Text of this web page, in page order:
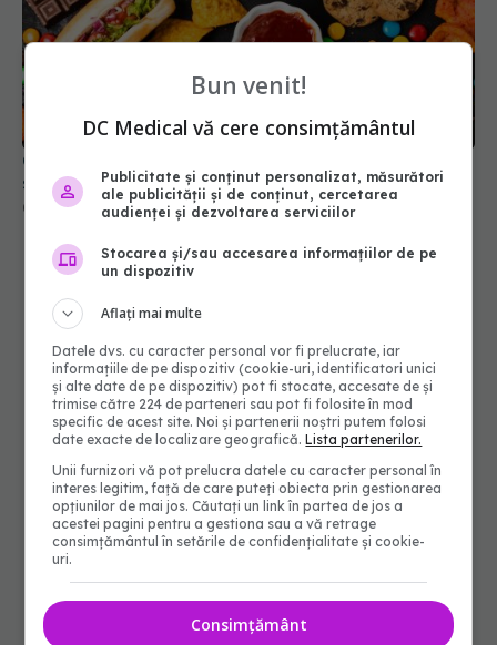
Ce alimente ultraprocesate pot fi bune pentru
sănătate
09 sep 2025, 19:45
Bun venit!
DC Medical vă cere consimțământul
Publicitate și conținut personalizat, măsurători
ale publicității și de conținut, cercetarea
audienței și dezvoltarea serviciilor
Stocarea și/sau accesarea informațiilor de pe
un dispozitiv
Aflați mai multe
Datele dvs. cu caracter personal vor fi prelucrate, iar
informațiile de pe dispozitiv (cookie-uri, identificatori unici
și alte date de pe dispozitiv) pot fi stocate, accesate de și
trimise către 224 de parteneri sau pot fi folosite în mod
specific de acest site. Noi și partenerii noștri putem folosi
date exacte de localizare geografică.Lista partenerilor.
Unii furnizori vă pot prelucra datele cu caracter personal în
interes legitim, față de care puteți obiecta prin gestionarea
opțiunilor de mai jos. Căutați un link în partea de jos a
acestei pagini pentru a gestiona sau a vă retrage
consimțământul în setările de confidențialitate și cookie-
uri.
Consimțământ